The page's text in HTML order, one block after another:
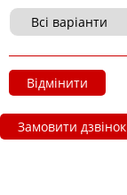
Відмінити
Замовити дзвінок